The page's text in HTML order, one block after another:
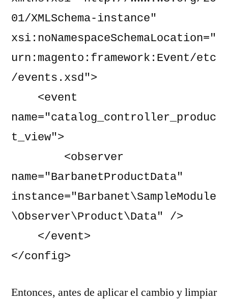
01/XMLSchema-instance"
xsi:noNamespaceSchemaLocation="
urn:magento:framework:Event/etc
/events.xsd">
name="catalog_controller_produc
t_view">
name="BarbanetProductData"
instance="Barbanet\SampleModule
\Observer\Product\Data" />
</config>
Entonces, antes de aplicar el cambio y limpiar